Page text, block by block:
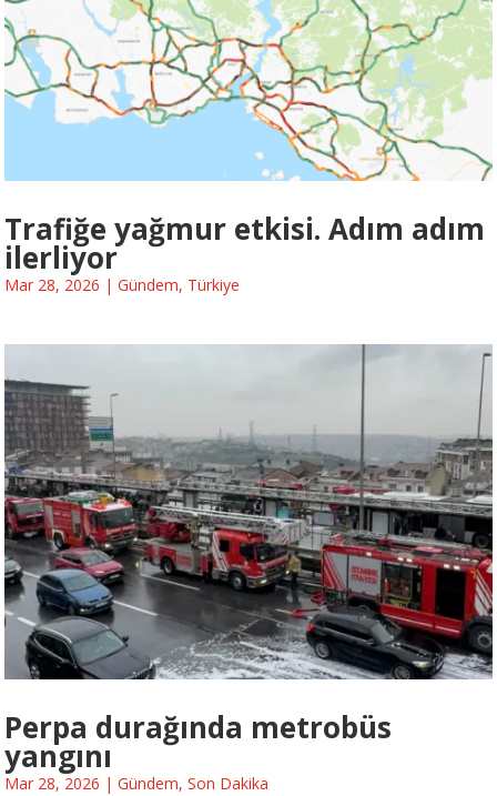
Trafiğe yağmur etkisi. Adım adım
ilerliyor
Mar 28, 2026 | Gündem, Türkiye
Perpa durağında metrobüs
yangını
Mar 28, 2026 | Gündem, Son Dakika